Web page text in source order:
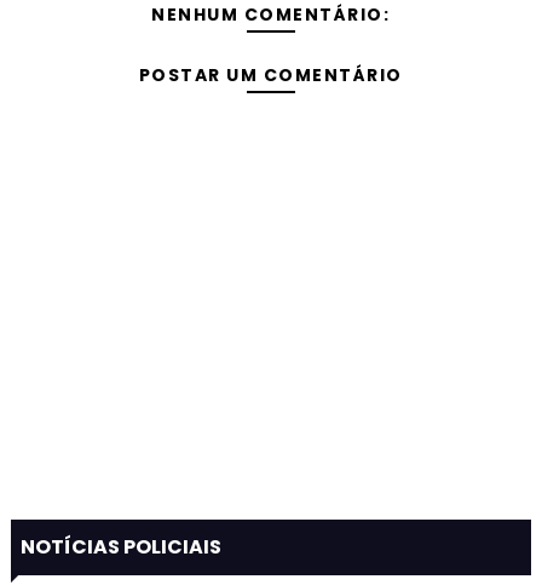
NENHUM COMENTÁRIO:
POSTAR UM COMENTÁRIO
NOTÍCIAS POLICIAIS